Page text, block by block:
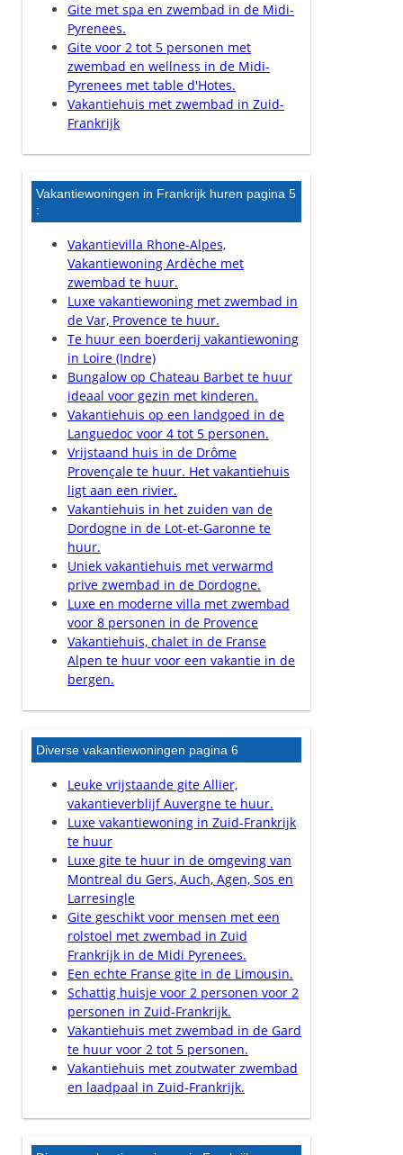
Gite met spa en zwembad in de Midi-
Pyrenees.
Gite voor 2 tot 5 personen met
zwembad en wellness in de Midi-
Pyrenees met table d'Hotes.
Vakantiehuis met zwembad in Zuid-
Frankrijk
Vakantiewoningen in Frankrijk huren pagina 5
:
Vakantievilla Rhone-Alpes,
Vakantiewoning Ardèche met
zwembad te huur.
Luxe vakantiewoning met zwembad in
de Var, Provence te huur.
Te huur een boerderij vakantiewoning
in Loire (Indre)
Bungalow op Chateau Barbet te huur
ideaal voor gezin met kinderen.
Vakantiehuis op een landgoed in de
Languedoc voor 4 tot 5 personen.
Vrijstaand huis in de Drôme
Provençale te huur. Het vakantiehuis
ligt aan een rivier.
Vakantiehuis in het zuiden van de
Dordogne in de Lot-et-Garonne te
huur.
Uniek vakantiehuis met verwarmd
prive zwembad in de Dordogne.
Luxe en moderne villa met zwembad
voor 8 personen in de Provence
Vakantiehuis, chalet in de Franse
Alpen te huur voor een vakantie in de
bergen.
Diverse vakantiewoningen pagina 6
Leuke vrijstaande gite Allier,
vakantieverblijf Auvergne te huur.
Luxe vakantiewoning in Zuid-Frankrijk
te huur
Luxe gite te huur in de omgeving van
Montreal du Gers, Auch, Agen, Sos en
Larresingle
Gite geschikt voor mensen met een
rolstoel met zwembad in Zuid
Frankrijk in de Midi Pyrenees.
Een echte Franse gite in de Limousin.
Schattig huisje voor 2 personen voor 2
personen in Zuid-Frankrijk.
Vakantiehuis met zwembad in de Gard
te huur voor 2 tot 5 personen.
Vakantiehuis met zoutwater zwembad
en laadpaal in Zuid-Frankrijk.